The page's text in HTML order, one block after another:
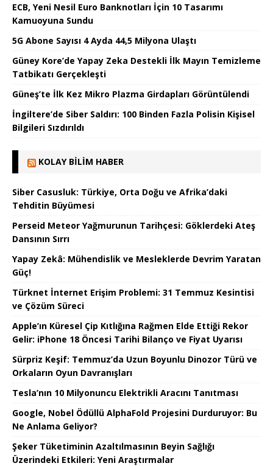
ECB, Yeni Nesil Euro Banknotları İçin 10 Tasarımı
Kamuoyuna Sundu
5G Abone Sayısı 4 Ayda 44,5 Milyona Ulaştı
Güney Kore’de Yapay Zeka Destekli İlk Mayın Temizleme
Tatbikatı Gerçekleşti
Güneş’te İlk Kez Mikro Plazma Girdapları Görüntülendi
İngiltere’de Siber Saldırı: 100 Binden Fazla Polisin Kişisel
Bilgileri Sızdırıldı
KOLAY BILIM HABER
Siber Casusluk: Türkiye, Orta Doğu ve Afrika’daki
Tehditin Büyümesi
Perseid Meteor Yağmurunun Tarihçesi: Göklerdeki Ateş
Dansının Sırrı
Yapay Zekâ: Mühendislik ve Mesleklerde Devrim Yaratan
Güç!
Türknet İnternet Erişim Problemi: 31 Temmuz Kesintisi
ve Çözüm Süreci
Apple’ın Küresel Çip Kıtlığına Rağmen Elde Ettiği Rekor
Gelir: iPhone 18 Öncesi Tarihi Bilanço ve Fiyat Uyarısı
Sürpriz Keşif: Temmuz’da Uzun Boyunlu Dinozor Türü ve
Orkaların Oyun Davranışları
Tesla’nın 10 Milyonuncu Elektrikli Aracını Tanıtması
Google, Nobel Ödüllü AlphaFold Projesini Durduruyor: Bu
Ne Anlama Geliyor?
Şeker Tüketiminin Azaltılmasının Beyin Sağlığı
Üzerindeki Etkileri: Yeni Araştırmalar